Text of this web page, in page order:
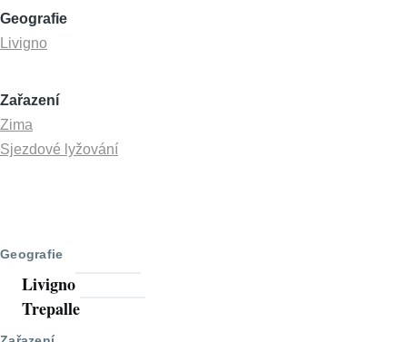
Geografie
Livigno
Zařazení
Zima
Sjezdové lyžování
Geografie
Livigno
Trepalle